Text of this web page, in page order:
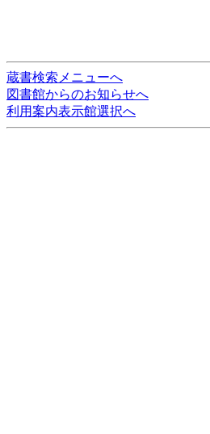
蔵書検索メニューへ
図書館からのお知らせへ
利用案内表示館選択へ